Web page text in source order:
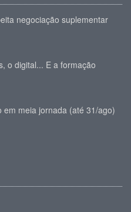
negociação suplementar
o digital... E a formação
em meia jornada (até 31/ago)